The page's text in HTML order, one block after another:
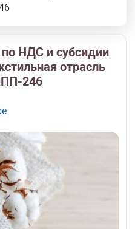
НДС и субсидии
отрасль
246